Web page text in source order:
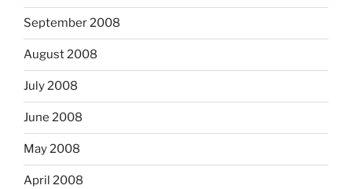
September 2008
August 2008
July 2008
June 2008
May 2008
April 2008